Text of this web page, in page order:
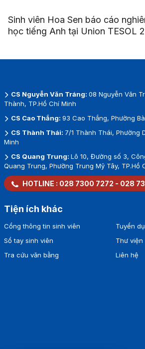
Sinh viên Hoa Sen báo cáo
học tiếng Anh tại Union TESOL
CS Nguyễn Văn Tráng: 08 Nguyễn Văn
Thành, TP.Hồ Chí Minh
CS Cao Thắng: 93 Cao Thắng, Phường
CS Thành Thái: 7/1 Thành Thái, Phường
Minh
CS Quang Trung: Lô 10, Đường số 3,
Quang Trung, Phường Trung Mỹ Tây, TP.Hồ
HOTLINE : 028 7300 7272 - 028
Tiện ích khác
Cổng thông tin sinh viên
Sổ tay sinh viên
Tra cứu văn bằng
Tuyển
Thư viện
Liên hệ